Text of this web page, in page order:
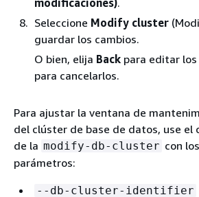
Seleccione Modify cluster
guardar los cambios.
O bien, elija Back para editar
para cancelarlos.
Para ajustar la ventana de
del clúster de base de datos, use el
de la modify-db-cluster con
parámetros:
--db-cluster-identifier